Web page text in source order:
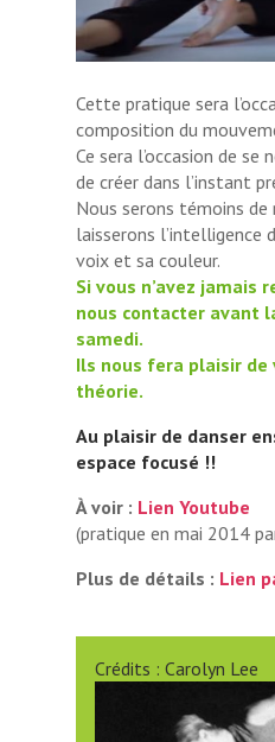
Cette pratique sera
composition du
Ce sera l’occasion de
de créer dans l’instant
Nous serons témoins
laisserons l’intelligence
voix et sa couleur.
Si vous n’avez jamais
nous contacter avant
samedi.
Ils nous fera plaisir
théorie.
Au plaisir de danser
espace focusé !!
À voir : Lien Youtube
(pratique en mai 2014
Plus de détails : Lien
Crédits : Carolyn Lee